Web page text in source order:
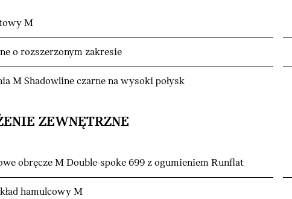
M
o rozszerzonym zakresie
M Shadowline czarne na wysoki połysk
ZEWNĘTRZNE
obręcze M Double-spoke 699 z ogumieniem Runflat
hamulcowy M